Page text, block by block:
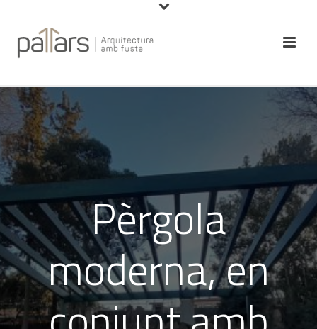
Pèrgola
moderna, en